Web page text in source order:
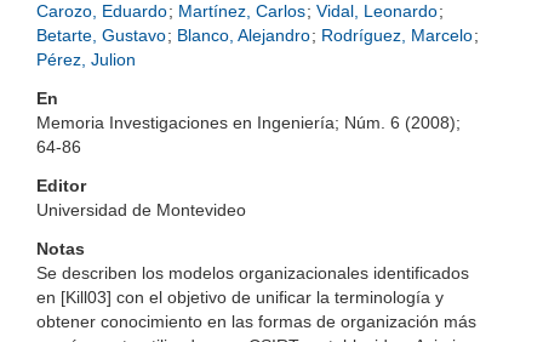
Carozo, Eduardo; Martínez, Carlos; Vidal, Leonardo;
Betarte, Gustavo; Blanco, Alejandro; Rodríguez, Marcelo;
Pérez, Julion
En
Memoria Investigaciones en Ingeniería; Núm. 6 (2008);
64-86
Editor
Universidad de Montevideo
Notas
Se describen los modelos organizacionales identificados
en [Kill03] con el objetivo de unificar la terminología y
obtener conocimiento en las formas de organización más